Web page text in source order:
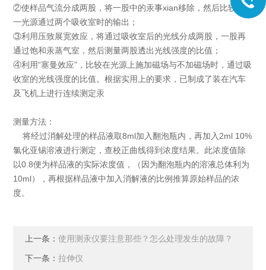
②使样品气流分成两股，将一股中的汞事xian移除，然后比较同
一光源通过两个吸收室时的输出；
③利用压致展宽效应，将通过吸收室后的光线分成两股，一股再
通过饱和汞蒸气室，然后测量两股透出光线强度的比值；
④利用“塞曼效应”，比较在光源上施加磁场与不加磁场时，通过吸
收室的光线强度的比值。根据实用上的要求，已制成了装在汽车
及飞机上进行连续测定汞
测量方法：
将经过消解处理的样品液取8ml加入翻泡瓶内，再加入2ml 10%
氯化亚锡溶液进行测定，查校正曲线得到浓度结果。此浓度值除
以0.8便为样品液的实际浓度值，（因为翻泡瓶内的溶液总体利为
10ml），再根据样品液中加入消解液的比例推算原始样品的浓
度。
上一条：使用测汞仪要注意那些？怎么处理发生的故障？
下一条：拉伸仪